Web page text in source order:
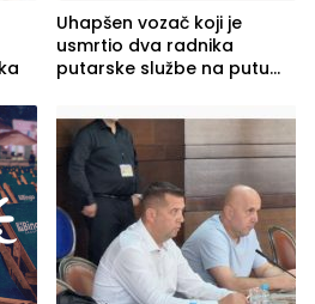
Uhapšen vozač koji je
usmrtio dva radnika
putarske službe na putu
(FOTO)